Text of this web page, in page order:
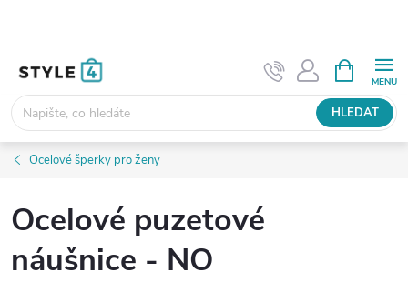
HLEDAT
NÁKUPNÍ
KOŠÍK
Ocelové šperky pro ženy
Ocelové puzetové
náušnice - NO